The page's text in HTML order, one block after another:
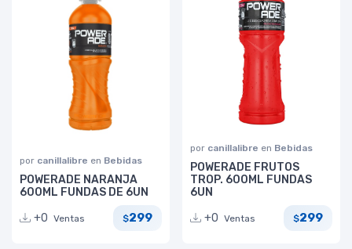
por canillalibre en Bebidas
POWERADE NARANJA
600ML FUNDAS DE 6UN
+0 Ventas $299
por canillalibre en Bebidas
POWERADE FRUTOS
TROP. 600ML FUNDAS
6UN
+0 Ventas $299